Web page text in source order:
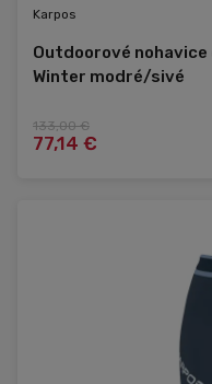
Karpos
Outdoorové nohavice
Winter modré/sivé
133,00 €
77,14 €